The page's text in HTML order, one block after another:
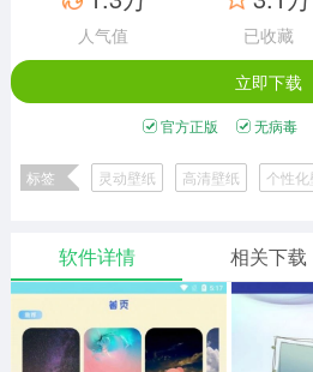
3628款应用
2051款应用
手游辅助
1958款应用
二次元
模拟经营
仙侠手游
485款应用
手赚网赚
446款应用
人气值 已收藏
立即下载
官方正版 无病毒
标签 灵动壁纸 高清壁纸 个性化
软件详情 相关下载